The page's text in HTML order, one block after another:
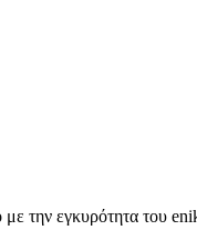
την εγκυρότητα του